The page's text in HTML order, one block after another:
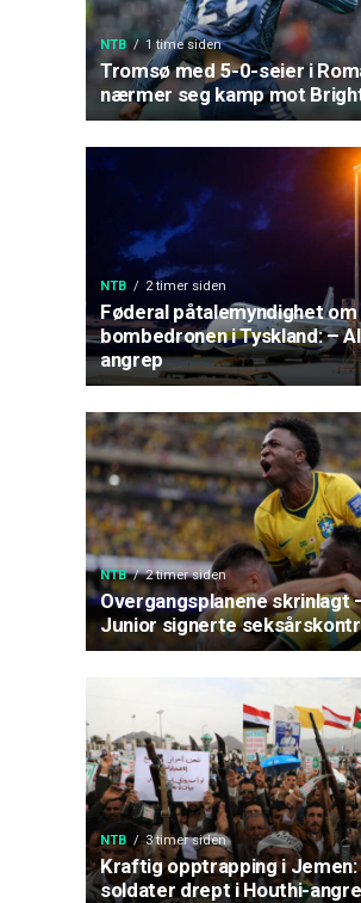
NTB 1 time siden
Tromsø med 5-0-seier i
nærmer seg kamp mot
NTB 2 timer siden
Føderal påtalemyndighet om
bombedronen i Tyskland: –
angrep
NTB 2 timer siden
Overgangsplanene skrinlagt
Junior signerte
NTB 3 timer siden
Kraftig opptrapping i Jemen:
soldater drept i Houthi-